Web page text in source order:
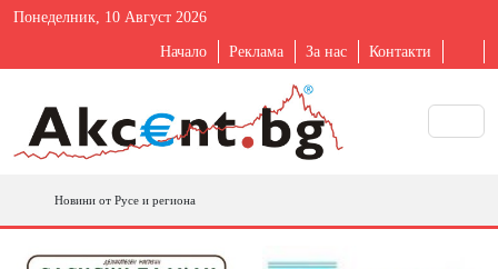
Понеделник, 10 Август 2026
Начало Реклама За нас Контакти
Новини от Русе и региона